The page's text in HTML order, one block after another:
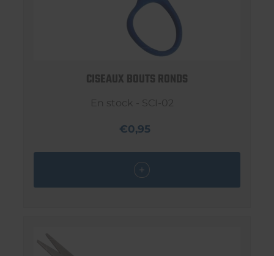
CISEAUX BOUTS RONDS
En stock - SCI-02
€0,95